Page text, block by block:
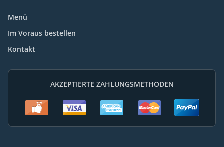
Menü
Im Voraus bestellen
Kontakt
AKZEPTIERTE ZAHLUNGSMETHODEN